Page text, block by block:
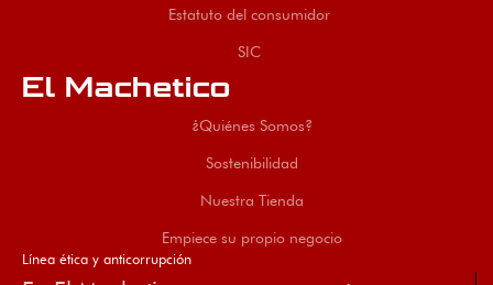
Estatuto del consumidor
SIC
El Machetico
¿Quiénes Somos?
Sostenibilidad
Nuestra Tienda
Empiece su propio negocio
Línea ética y anticorrupción